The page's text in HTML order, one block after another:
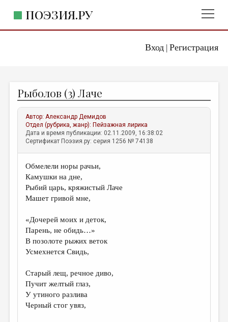
Вход| Регистрация
ПОЭЗИЯ.РУ
ЖАНРЫ
АВТОРЫ
КОММЕНТАРИИ
ЛИТСАЛОН
НОВОСТИ
ПРАВИЛА САЙТА
ИЗБРАННОЕ
ДАЙДЖЕСТ
ПЕРЕВОДЫ
КОНКУРСЫ
Рыболов (3) Лаче
Автор:Александр Демидов
Отдел (рубрика, жанр): Пейзажная лирика
Дата и время публикации: 02.11.2009, 16:38:02
Сертификат Поэзия.ру: серия 1256 № 74138
Обмелели норы рачьи,
Камушки на дне,
Рыбий царь, кряжистый Лаче
Машет гривой мне,
«Дочерей моих и деток,
Парень, не обидь…»
В позолоте рыжих веток
Усмехнется Свидь,
Старый лещ, речное диво,
Пучит желтый глаз,
У утиного разлива
Черный стог увяз,